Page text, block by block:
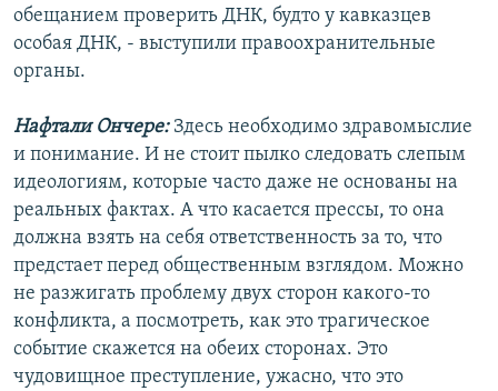
обещанием проверить ДНК, будто у кавказцев
особая ДНК, - выступили правоохранительные
органы.
Нафтали Ончере: Здесь необходимо здравомыслие
и понимание. И не стоит пылко следовать слепым
идеологиям, которые часто даже не основаны на
реальных фактах. А что касается прессы, то она
должна взять на себя ответственность за то, что
предстает перед общественным взглядом. Можно
не разжигать проблему двух сторон какого-то
конфликта, а посмотреть, как это трагическое
событие скажется на обеих сторонах. Это
чудовищное преступление, ужасно, что это